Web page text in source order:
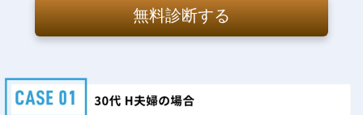
無料診断する